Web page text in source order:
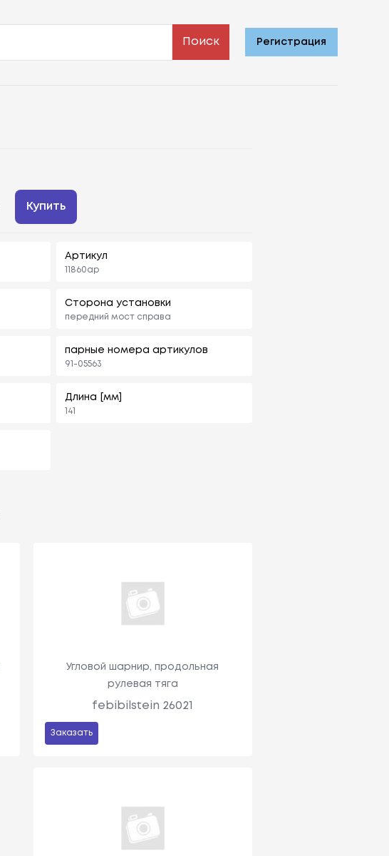
Поиск Регистрация
Купить
Артикул
11860ap
Сторона установки
передний мост справа
парные номера артикулов
91-05563
Длина [мм]
141
Угловой шарнир, продольная
рулевая тяга
febibilstein 26021
Заказать